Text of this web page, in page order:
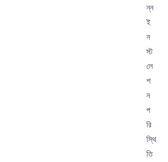
ন্ন
ই
ন
স্ট
লে
শ
ন
প
রি
স্থি
তি